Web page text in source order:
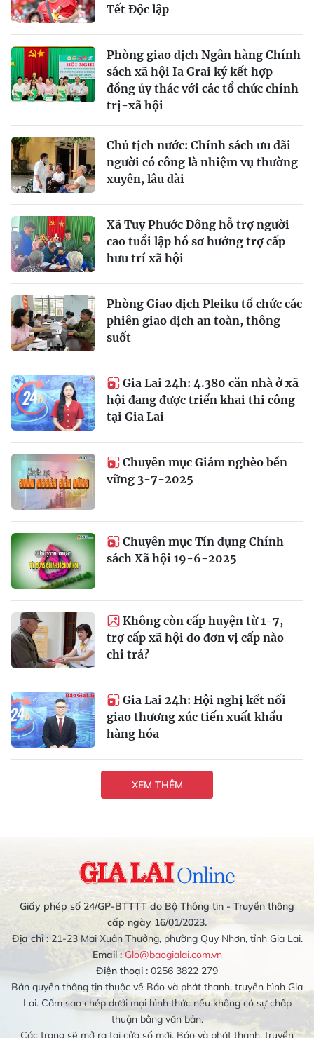
Tết Độc lập
Phòng giao dịch Ngân hàng Chính
sách xã hội Ia Grai ký kết hợp
đồng ủy thác với các tổ chức chính
trị-xã hội
Chủ tịch nước: Chính sách ưu đãi
người có công là nhiệm vụ thường
xuyên, lâu dài
Xã Tuy Phước Đông hỗ trợ người
cao tuổi lập hồ sơ hưởng trợ cấp
hưu trí xã hội
Phòng Giao dịch Pleiku tổ chức các
phiên giao dịch an toàn, thông
suốt
Gia Lai 24h: 4.380 căn nhà ở xã
hội đang được triển khai thi công
tại Gia Lai
Chuyên mục Giảm nghèo bền
vững 3-7-2025
Chuyên mục Tín dụng Chính
sách Xã hội 19-6-2025
Không còn cấp huyện từ 1-7,
trợ cấp xã hội do đơn vị cấp nào
chi trả?
Gia Lai 24h: Hội nghị kết nối
giao thương xúc tiến xuất khẩu
hàng hóa
XEM THÊM
Giấy phép số 24/GP-BTTTT do Bộ Thông tin - Truyền thông
cấp ngày 16/01/2023.
Địa chỉ :21-23 Mai Xuân Thưởng, phường Quy Nhơn, tỉnh Gia Lai.
Email : Glo@baogialai.com.vn
Điện thoại : 0256 3822 279
Bản quyền thông tin thuộc về Báo và phát thanh, truyền hình Gia
Lai. Cấm sao chép dưới mọi hình thức nếu không có sự chấp
thuận bằng văn bản.
Các trang sẽ mở ra tại cửa sổ mới. Báo và phát thanh, truyền